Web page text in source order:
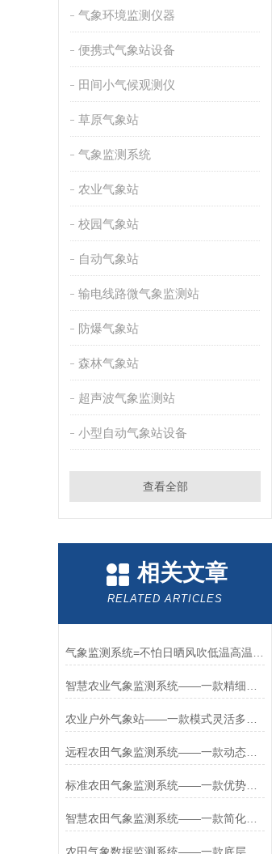
气象环境监测仪器
便携式气象站设备
田间小气候观测仪
草原气象站
气象监测系统
农业气象站
校园气象站
自动气象站
输电线路微气象监测站
防爆气象站
森林气象站
超声波气象监测站
小型自动气象站设备
查看全部
相关文章
RELATED ARTICLES
远程农田气象监测系统——一款动态追踪的农田生态气象站系统2026+派+送
标准农田气象监测系统——一款优势明显的农田气象实时监测系统2026+派+送
智慧农田气象监测系统——一款简化参数的集成农田气象监测系统2026+派+送